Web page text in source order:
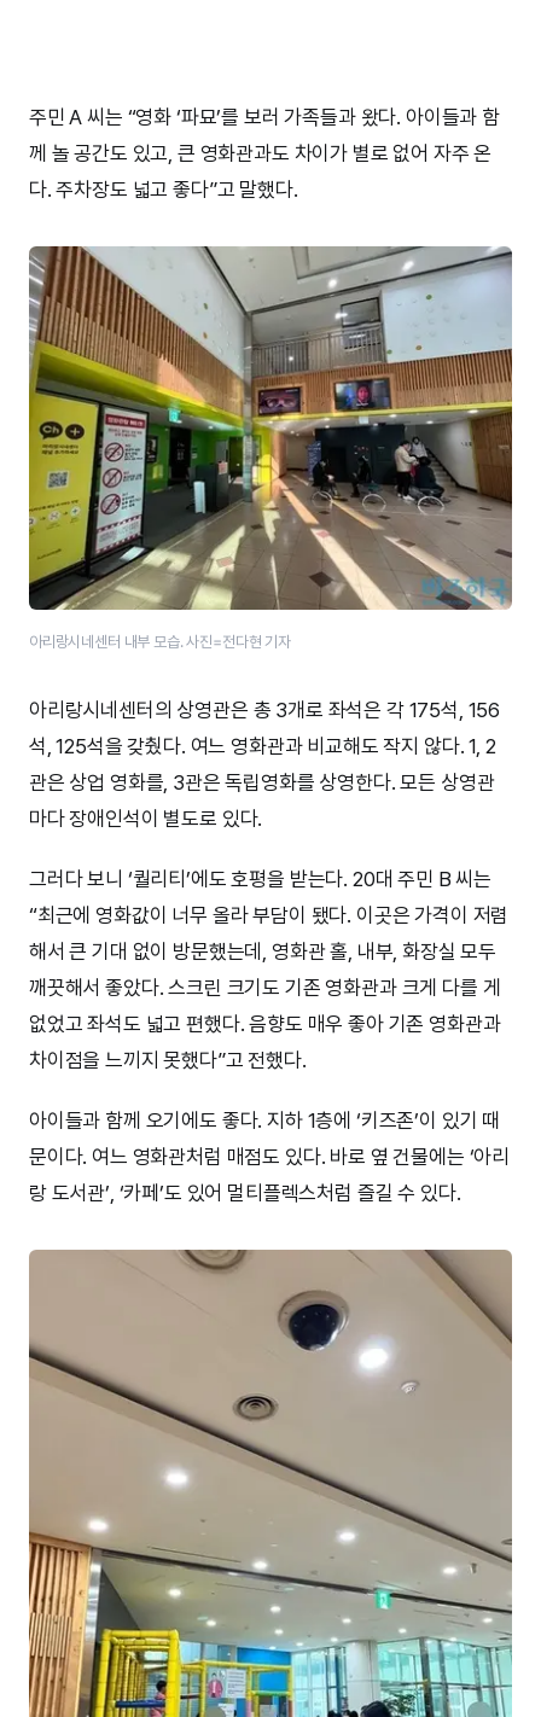
주민 A 씨는 “영화 ‘파묘’를 보러 가족들과 왔다. 아이들과 함
께 놀 공간도 있고, 큰 영화관과도 차이가 별로 없어 자주 온
다. 주차장도 넓고 좋다”고 말했다.
아리랑시네센터 내부 모습. 사진=전다현 기자
아리랑시네센터의 상영관은 총 3개로 좌석은 각 175석, 156
석, 125석을 갖췄다. 여느 영화관과 비교해도 작지 않다. 1, 2
관은 상업 영화를, 3관은 독립영화를 상영한다. 모든 상영관
마다 장애인석이 별도로 있다.
그러다 보니 ‘퀄리티’에도 호평을 받는다. 20대 주민 B 씨는
“최근에 영화값이 너무 올라 부담이 됐다. 이곳은 가격이 저렴
해서 큰 기대 없이 방문했는데, 영화관 홀, 내부, 화장실 모두
깨끗해서 좋았다. 스크린 크기도 기존 영화관과 크게 다를 게
없었고 좌석도 넓고 편했다. 음향도 매우 좋아 기존 영화관과
차이점을 느끼지 못했다”고 전했다.
아이들과 함께 오기에도 좋다. 지하 1층에 ‘키즈존’이 있기 때
문이다. 여느 영화관처럼 매점도 있다. 바로 옆 건물에는 ‘아리
랑 도서관’, ‘카페’도 있어 멀티플렉스처럼 즐길 수 있다.